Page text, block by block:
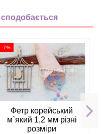
-7%
Фетр корейський
м`який 1,2 мм різні
розміри